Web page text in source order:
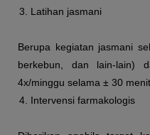
Latihan jasmani
Berupa kegiatan jasmani
berkebun, dan lain-lain)
4x/minggu selama ± 30
Intervensi farmakologis